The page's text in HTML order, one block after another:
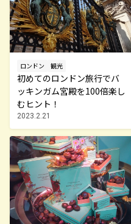
ロンドン 観光
初めてのロンドン旅行でバ
ッキンガム宮殿を100倍楽し
むヒント！
2023.2.21